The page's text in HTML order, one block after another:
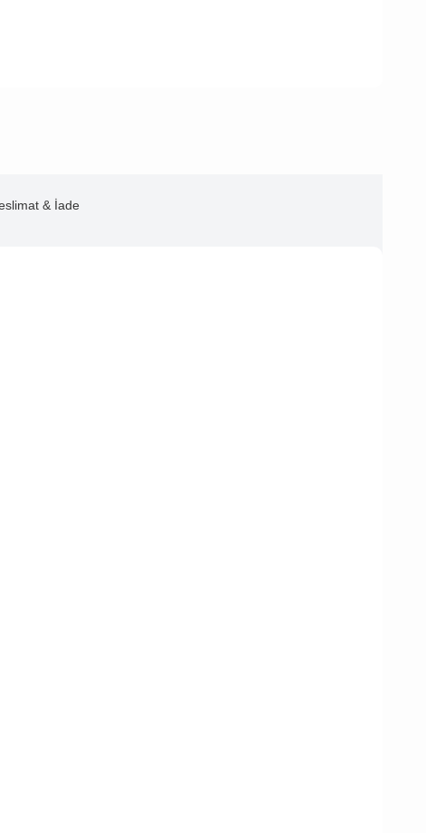
& İade